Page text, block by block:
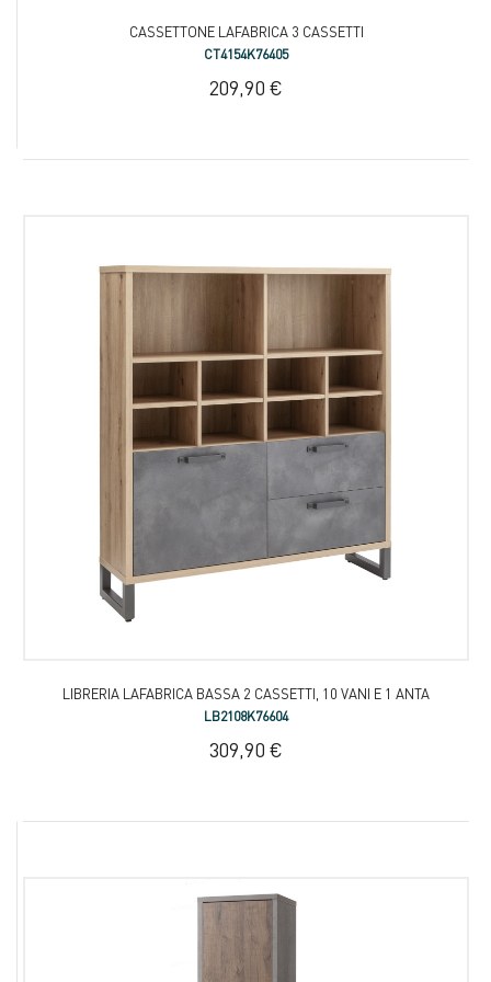
CASSETTONE LAFABRICA 3 CASSETTI
CT4154K76405
209,90 €
LIBRERIA LAFABRICA BASSA 2 CASSETTI, 10 VANI E 1 ANTA
LB2108K76604
309,90 €